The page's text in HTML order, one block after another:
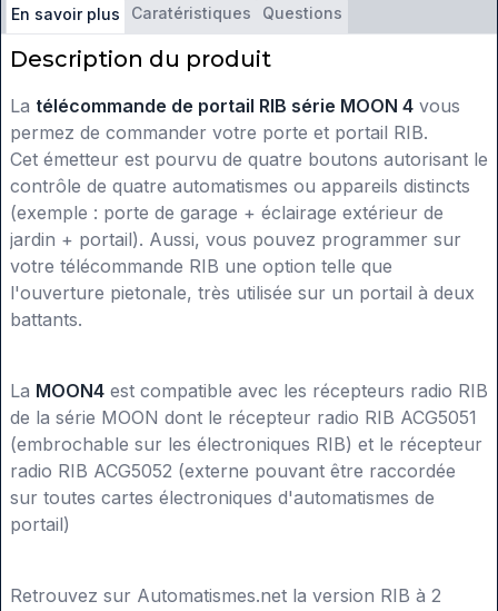
En savoir plus Caratéristiques Questions
Description du produit
La télécommande de portail RIB série MOON 4 vous
permez de commander votre porte et portail RIB.
Cet émetteur est pourvu de quatre boutons autorisant le
contrôle de quatre automatismes ou appareils distincts
(exemple : porte de garage + éclairage extérieur de
jardin + portail). Aussi, vous pouvez programmer sur
votre télécommande RIB une option telle que
l'ouverture pietonale, très utilisée sur un portail à deux
battants.
La MOON4 est compatible avec les récepteurs radio RIB
de la série MOON dont le récepteur radio RIB ACG5051
(embrochable sur les électroniques RIB) et le récepteur
radio RIB ACG5052 (externe pouvant être raccordée
sur toutes cartes électroniques d'automatismes de
portail)
Retrouvez sur Automatismes.net la version RIB à 2